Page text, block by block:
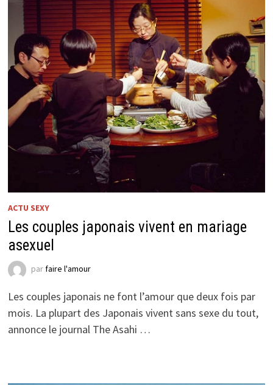
ACTU SEXY
Les couples japonais vivent en mariage
asexuel
parfaire l'amour
Les couples japonais ne font l’amour que deux fois par
mois. La plupart des Japonais vivent sans sexe du tout,
annonce le journal The Asahi …